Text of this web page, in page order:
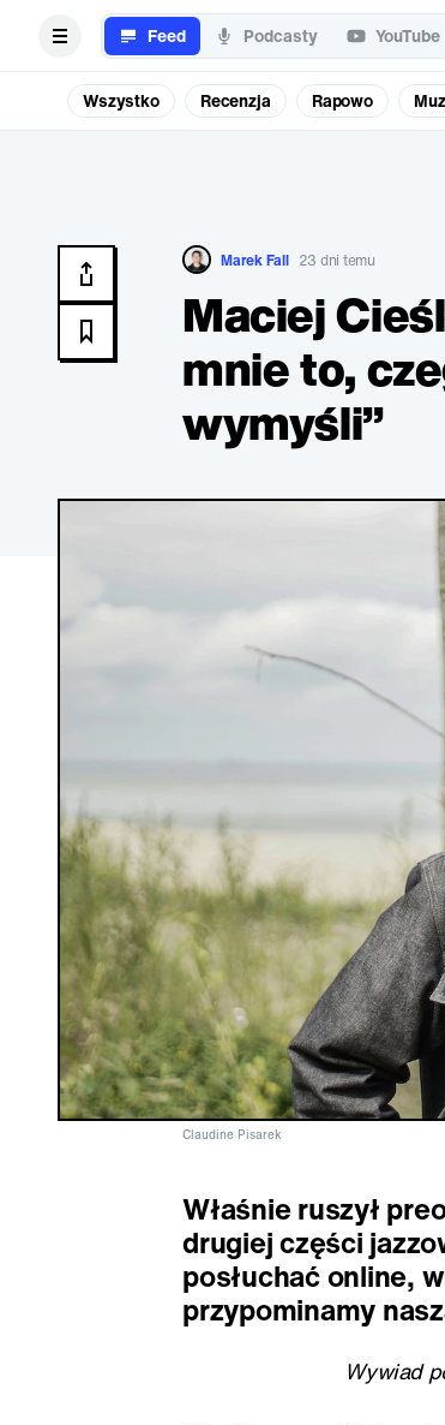
Feed Podcasty YouTube
Wszystko Recenzja Rapowo
Marek Fall 23 dni temu
Maciej
mnie to,
wymyśli”
Claudine Pisarek
Właśnie ruszył
drugiej części
posłuchać online,
przypominamy
Wywiad